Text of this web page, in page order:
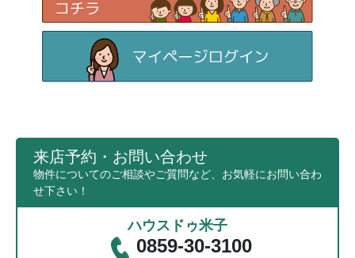
来店予約・お問い合わせ
物件についてのご相談やご質問など、お気軽にお問い合わ
せ下さい！
ハウスドゥ米子
0859-30-3100